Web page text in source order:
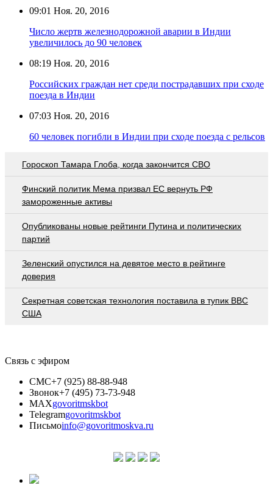
09:01 Ноя. 20, 2016
Число жертв железнодорожной аварии в Индии
увеличилось до 90 человек
08:19 Ноя. 20, 2016
Российских граждан нет среди пострадавших при сходе
поезда в Индии
07:03 Ноя. 20, 2016
60 человек погибли в Индии при сходе поезда с рельсов
Гороскоп Тамара Глоба, когда закончится СВО
Финский политик Мема призвал ЕС вернуть РФ
замороженные активы
Опубликованы новые рейтинги Путина и политических
партий
Зеленский опустился на девятое место в рейтинге
доверия
Секретная советская технология поставила в тупик ВВС
США
Связь с эфиром
СМС+7 (925) 88-88-948
Звонок+7 (495) 73-73-948
MAXgovoritmskbot
Telegramgovoritmskbot
Письмоinfo@govoritmoskva.ru